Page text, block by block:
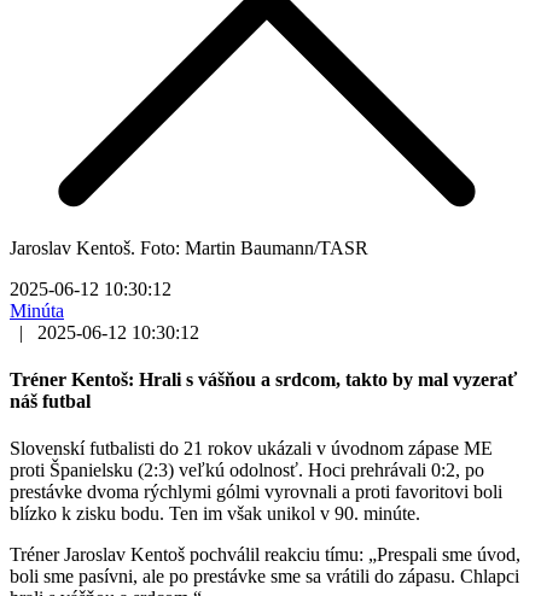
Jaroslav Kentoš. Foto: Martin Baumann/TASR
2025-06-12 10:30:12
Minúta
|
2025-06-12 10:30:12
Tréner Kentoš: Hrali s vášňou a srdcom, takto by mal vyzerať
náš futbal
Slovenskí futbalisti do 21 rokov ukázali v úvodnom zápase ME
proti Španielsku (2:3) veľkú odolnosť. Hoci prehrávali 0:2, po
prestávke dvoma rýchlymi gólmi vyrovnali a proti favoritovi boli
blízko k zisku bodu. Ten im však unikol v 90. minúte.
Tréner Jaroslav Kentoš pochválil reakciu tímu: „Prespali sme úvod,
boli sme pasívni, ale po prestávke sme sa vrátili do zápasu. Chlapci